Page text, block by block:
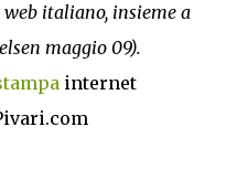
italiano, insieme a
maggio 09).
internet